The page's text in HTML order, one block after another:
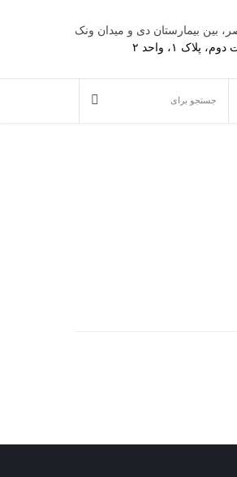
بین بیمارستان دی و میدان ونک
پلاک ۱، واحد ۲